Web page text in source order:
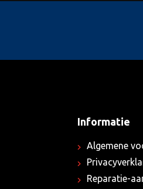
Informatie
Algemene
Reparatie-